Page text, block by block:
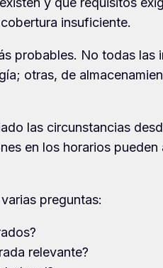
insuficiente.
probables. No todas
otras, de
las circunstancias
en los horarios
preguntas:
relevante?